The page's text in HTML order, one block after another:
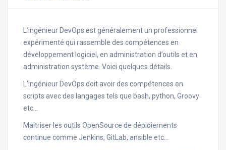
L’ingénieur DevOps est généralement un professionnel
expérimenté qui rassemble des compétences en
développement logiciel, en administration d’outils et en
administration système. Voici quelques détails.
L'ingénieur DevOps doit avoir des compétences en
scripts avec des langages tels que bash, python, Groovy
etc...
Maitriser les outils OpenSource de déploiements
continue comme Jenkins, GitLab, ansible etc...